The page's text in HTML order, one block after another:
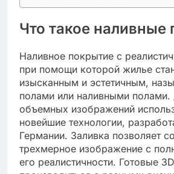
Что такое наливные
Наливное покрытие с
при помощи которой жилье
изысканным и эстетичным,
полами или наливными полами.
объемных изображений
новейшие технологии,
Германии. Заливка позволяет
трехмерное изображение с
его реалистичности. Готовые